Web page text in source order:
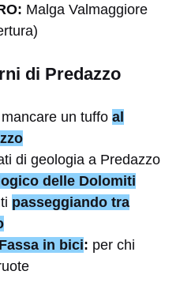
Malga Valmaggiore
di Predazzo
un tuffo al
di geologia a Predazzo
delle Dolomiti
passeggiando tra
in bici: per chi